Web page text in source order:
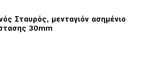
Σταυρός, μενταγιόν ασημένιο
30mm